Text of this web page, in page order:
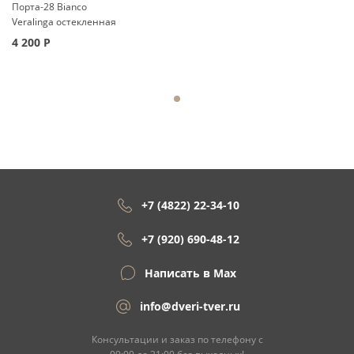
Порта-28 Bianco
Veralinga остекленная
4 200 Р
+7 (4822) 22-34-10
+7 (920) 690-48-12
Написать в Max
info@dveri-tver.ru
Консультации и заказ по телефону с